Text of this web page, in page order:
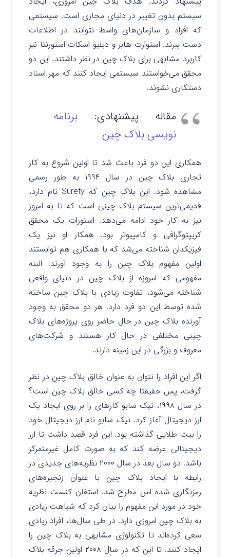
سیستم بدون تغییر در دنیای مجازی است. سیستمی
که افراد و سازمان‌های واسط نتوانند در اطلاعات
دست ببرند. استوارت هابر و دبلیو اسکات استورنتا نیز
کاربرد مشابهی برای بلاک چین در نظر داشتند. این دو
محقق می‌خواستند سیستمی ایجاد کنند که مهر اسناد
دستکاری نشوند.
مقاله پیشنهادی: برنامه
نویسی بلاک چین
همکاری این دو فرد باعث شد تا اولین شروع به کار
تجاری بلاک چین در سال ۱۹۹۴ به طور رسمی
مشاهده شود. این بلاک چین که Surety نام دارد،
قدیمی‌ترین سیستم بلاک چینی است که تا به امروز
نیز به کار خود ادامه می‌دهد. استورات یک محقق
کریپتوگرافی و کامپیوتر بود. همکار او نیز یک
فیزیکدان شناخته می‌شد که با همکاری هم توانستند
اولین مفهوم بلاک چین را به وجود آورند. البته
مفهومی که امروزه از بلاک چین در دنیای واقعی
شناخته می‌شود، تفاوت زیادی با بلاک چین ساخته
شده توسط این دو فرد دارد. هر دو محقق به وجود
آورنده بلاک چین در حال حاضر روی پروژه‌های بلاک
چینی مختلفی در حال کار هستند و شرکت‌های
معروف و بزرگی در این زمینه دارند.
اگر این افراد را نتوان به عنوان خالق بلاک چین در نظر
گرفت، پس حقیقتا چه کسی خالق بلاک چین است؟
در سال ۱۹۹۸، نیک سابو کارهای را بر روی ایجاد یک
ارز دیجیتال آغاز کرد. نیک سابو نام ارز دیجیتال خود
را بیت طلایی گذاشته بود. این فرد قصد داشت تا ارز
دیجیتالی عرضه کند که به صورت کامل غیرمتمرکز
باشد. دو سال بعد در سال ۲۰۰۰ نظریه‌های جدیدی در
رابطه با ایجاد بلاک چین با عنوان زنجیره‌های
رمزنگاری شده امن مطرح شد. استفان کنست نظریه
خود در مورد این مفهوم را بیان کرد که شباهت زیادی
به بلاک چین امروزی دارد. در طی سال‌ها، افراد زیادی
سعی کرده‌اند تا تکنولوژی مشابهی به بلاک چین را
ایجاد کنند. تا این که در سال ۲۰۰۸ اولین جرقه بلاک